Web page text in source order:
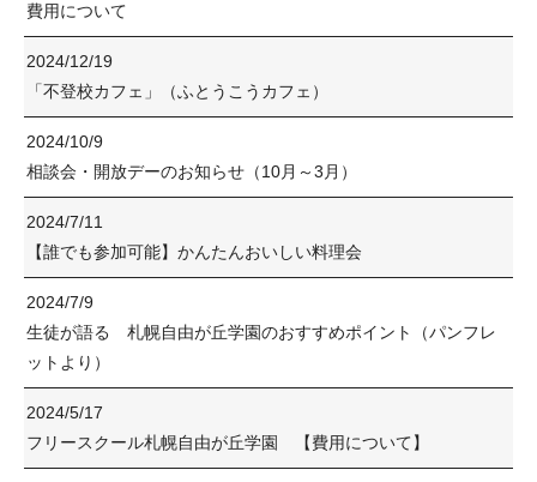
費用について
2024/12/19
「不登校カフェ」（ふとうこうカフェ）
2024/10/9
相談会・開放デーのお知らせ（10月～3月）
2024/7/11
【誰でも参加可能】かんたんおいしい料理会
2024/7/9
生徒が語る 札幌自由が丘学園のおすすめポイント（パンフレ
ットより）
2024/5/17
フリースクール札幌自由が丘学園 【費用について】